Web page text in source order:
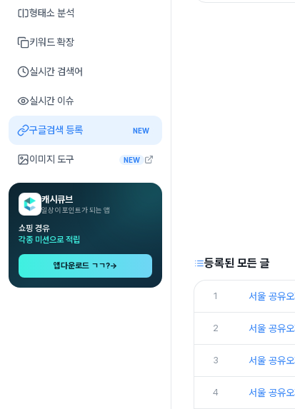
형태소 분석
키워드 확장
실시간 검색어
실시간 이슈
구글검색 등록 NEW
이미지 도구 NEW
캐시큐브
일상이 포인트가 되는 앱
쇼핑 경유
각종 미션으로 적립
앱다운로드 ㄱㄱ?→ 등록된 모든 글
1 서울 공유
2 서울 공유
3 서울 공유
4 서울 공유